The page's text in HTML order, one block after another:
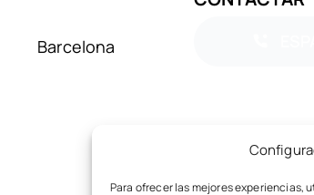
Para ofrecer las mejores experiencias,
Barcelona